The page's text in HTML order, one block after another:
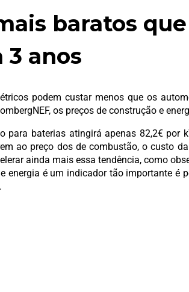
baratos
3 anos
podem custar menos que os
os preços de construção e
para baterias atingirá apenas 82,2€ por
ao preço dos de combustão, o custo
ainda mais essa tendência, como
energia é um indicador tão importante é